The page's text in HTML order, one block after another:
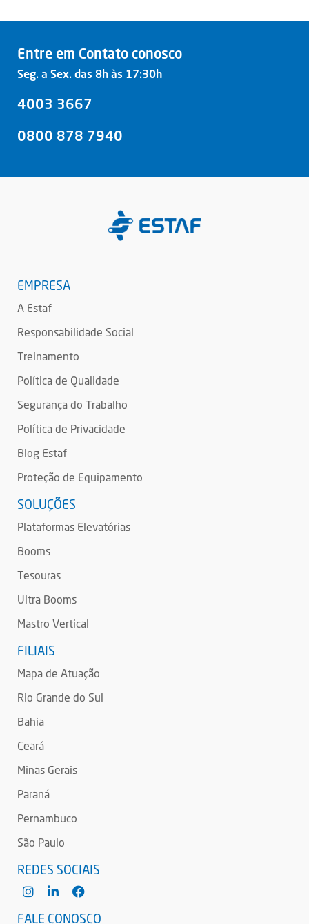
Entre em Contato conosco
Seg. a Sex. das 8h às 17:30h
4003 3667
0800 878 7940
EMPRESA
A Estaf
Responsabilidade Social
Treinamento
Política de Qualidade
Segurança do Trabalho
Política de Privacidade
Blog Estaf
Proteção de Equipamento
SOLUÇÕES
Plataformas Elevatórias
Booms
Tesouras
Ultra Booms
Mastro Vertical
FILIAIS
Mapa de Atuação
Rio Grande do Sul
Bahia
Ceará
Minas Gerais
Paraná
Pernambuco
São Paulo
REDES SOCIAIS
FALE CONOSCO